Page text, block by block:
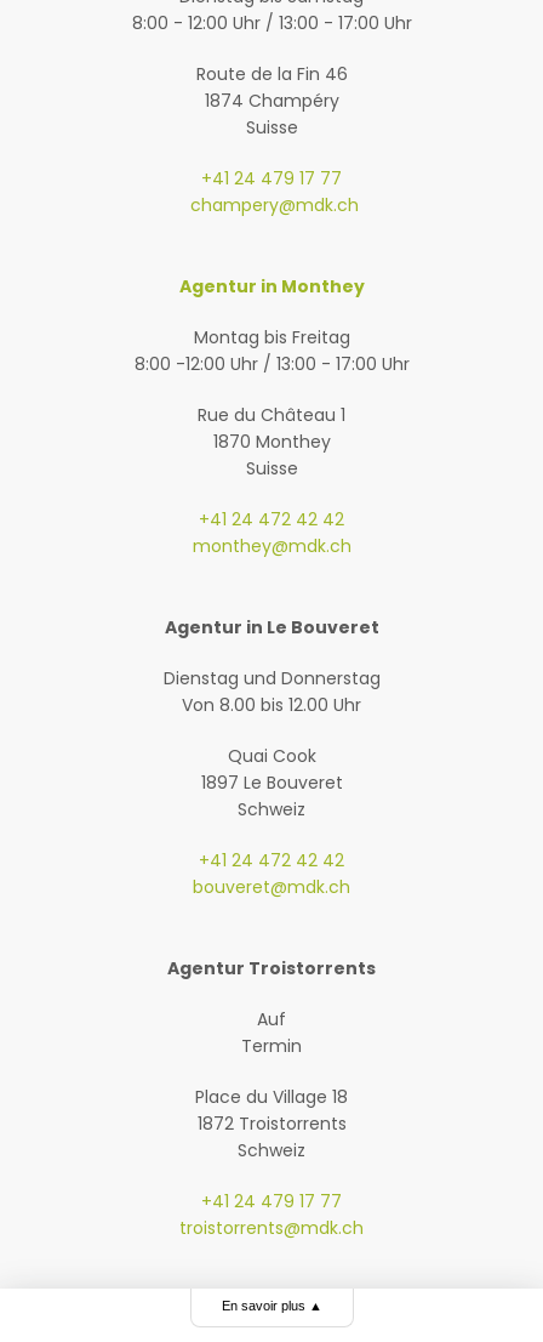
8:00 - 12:00 Uhr / 13:00 - 17:00 Uhr
Route de la Fin 46
1874 Champéry
Suisse
+41 24 479 17 77
champery@mdk.ch
Agentur in Monthey
Montag bis Freitag
8:00 -12:00 Uhr / 13:00 - 17:00 Uhr
Rue du Château 1
1870 Monthey
Suisse
+41 24 472 42 42
monthey@mdk.ch
Agentur in Le Bouveret
Dienstag und Donnerstag
Von 8.00 bis 12.00 Uhr
Quai Cook
1897 Le Bouveret
Schweiz
+41 24 472 42 42
bouveret@mdk.ch
Agentur Troistorrents
Auf
Termin
Place du Village 18
1872 Troistorrents
Schweiz
+41 24 479 17 77
troistorrents@mdk.ch
En savoir plus ▲